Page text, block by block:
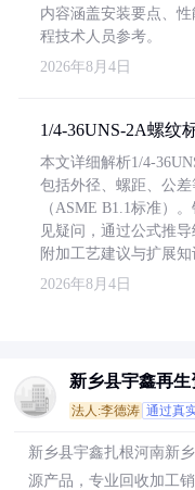
内容涵盖安装要点、
程技术人员参考。
2026年8月4日
1/4-36UNS-2A螺纹
本文详细解析1/4-
包括外径、螺距、公
（ASME B1.1标准）
见疑问，通过公式推
附加工艺建议与扩展知
2026年8月4日
新乡县宇鑫再生
法人:李德涛 通过真
新乡县宇鑫扎根河南新
源产品，专业回收加工